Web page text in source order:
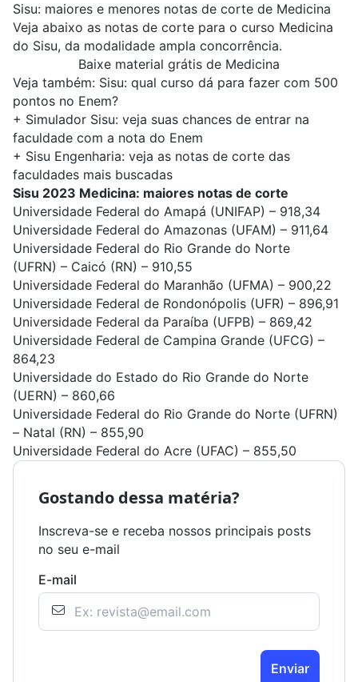
Sisu: maiores e menores notas de corte de Medicina
Veja abaixo as notas de corte para o curso Medicina
do Sisu, da modalidade ampla concorrência.
Baixe material grátis de Medicina
Veja também: Sisu: qual curso dá para fazer com 500
pontos no Enem?
+ Simulador Sisu: veja suas chances de entrar na
faculdade com a nota do Enem
+ Sisu Engenharia: veja as notas de corte das
faculdades mais buscadas
Sisu 2023 Medicina: maiores notas de corte
Universidade Federal do Amapá (UNIFAP) – 918,34
Universidade Federal do Amazonas (UFAM) – 911,64
Universidade Federal do Rio Grande do Norte
(UFRN) – Caicó (RN) – 910,55
Universidade Federal do Maranhão (UFMA) – 900,22
Universidade Federal de Rondonópolis (UFR) – 896,91
Universidade Federal da Paraíba (UFPB) – 869,42
Universidade Federal de Campina Grande (UFCG) –
864,23
Universidade do Estado do Rio Grande do Norte
(UERN) – 860,66
Universidade Federal do Rio Grande do Norte (UFRN)
– Natal (RN) – 855,90
Universidade Federal do Acre (UFAC) – 855,50
Gostando dessa matéria?
Inscreva-se e receba nossos principais posts
no seu e-mail
E-mail
Enviar